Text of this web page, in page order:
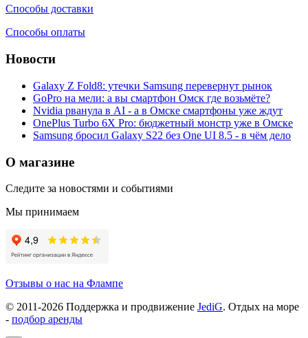
Способы доставки
Способы оплаты
Новости
Galaxy Z Fold8: утечки Samsung перевернут рынок
GoPro на мели: а вы смартфон Омск где возьмёте?
Nvidia рванула в AI - а в Омске смартфоны уже ждут
OnePlus Turbo 6X Pro: бюджетный монстр уже в Омске
Samsung бросил Galaxy S22 без One UI 8.5 - в чём дело
О магазине
Следите за новостями и событиями
Мы принимаем
Отзывы о нас на Флампе
© 2011-2026 Поддержка и продвижение JediG. Отдых на море
- подбор аренды